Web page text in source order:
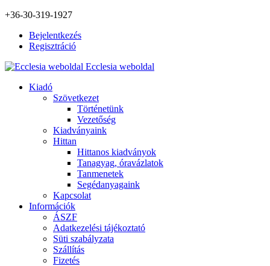
+36-30-319-1927
Bejelentkezés
Regisztráció
Ecclesia weboldal
Kiadó
Szövetkezet
Történetünk
Vezetőség
Kiadványaink
Hittan
Hittanos kiadványok
Tanagyag, óravázlatok
Tanmenetek
Segédanyagaink
Kapcsolat
Információk
ÁSZF
Adatkezelési tájékoztató
Süti szabályzata
Szállítás
Fizetés